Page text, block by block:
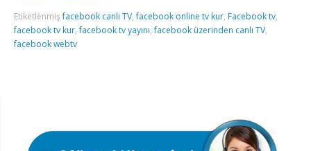
Etiketlenmişfacebook canlı TV,facebook online tv kur, Facebook tv,
facebook tv kur,facebook tv yayını,facebook üzerinden canlı TV,
facebook webtv